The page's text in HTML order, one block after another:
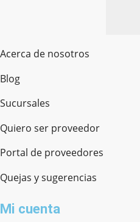
Acerca de nosotros
Blog
Sucursales
Quiero ser proveedor
Portal de proveedores
Quejas y sugerencias
Mi cuenta